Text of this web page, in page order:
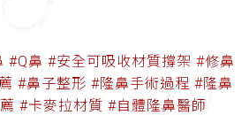
#Q鼻 #安全可吸收材質撐架 #修鼻
#鼻子整形 #隆鼻手術過程 #隆鼻
#卡麥拉材質 #自體隆鼻醫師